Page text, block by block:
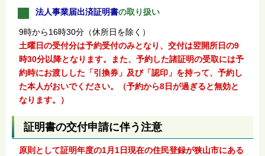
法人事業届出済証明書の取り扱い
9時から16時30分（休所日を除く）
土曜日の受付分は予約受付のみとなり、交付は翌開所日の9
時30分以降となります。また、予約した諸証明の受取には予
約時にお渡しした「引換券」及び「認印」を持って、予約し
た本人がおいでください。（予約から8日が過ぎると無効と
なります。）
証明書の交付申請に伴う注意
原則として証明年度の1月1日現在の住民登録が狭山市にある